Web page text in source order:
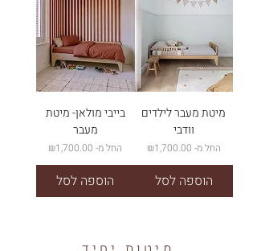
מיטת מעבר לילדים
וודבי
החל מ- ₪1,700.00מחיר מבצע
הוספה לסל
בייבי מולאן- מיטת
מעבר
החל מ- ₪1,700.00מחיר מבצע
הוספה לסל